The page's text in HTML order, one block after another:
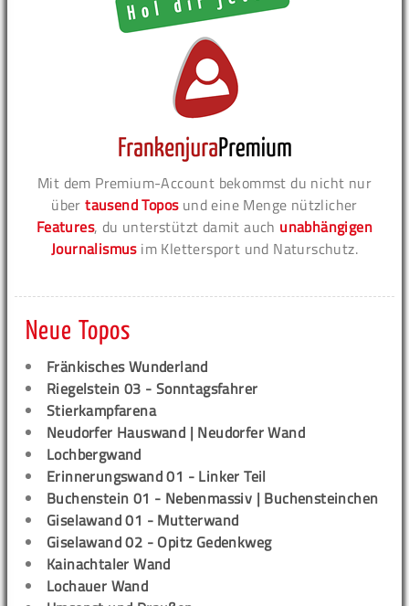
Mit dem Premium-Account bekommst du nicht nur
übertausend Toposund eine Menge nützlicher
Features, du unterstützt damit auch unabhängigen
Journalismusim Klettersport und Naturschutz.
Neue Topos
Fränkisches Wunderland
Riegelstein 03 - Sonntagsfahrer
Stierkampfarena
Neudorfer Hauswand | Neudorfer Wand
Lochbergwand
Erinnerungswand 01 - Linker Teil
Buchenstein 01 - Nebenmassiv | Buchensteinchen
Giselawand 01 - Mutterwand
Giselawand 02 - Opitz Gedenkweg
Kainachtaler Wand
Lochauer Wand